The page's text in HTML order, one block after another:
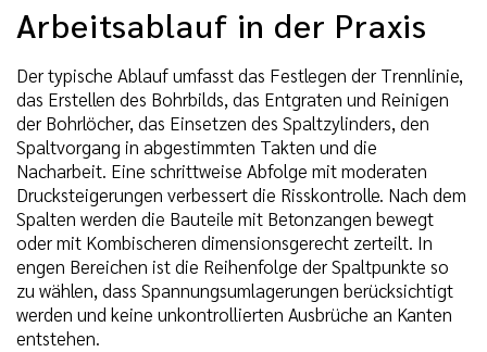
Arbeitsablauf in der Praxis
Der typische Ablauf umfasst das Festlegen der Trennlinie,
das Erstellen des Bohrbilds, das Entgraten und Reinigen
der Bohrlöcher, das Einsetzen des Spaltzylinders, den
Spaltvorgang in abgestimmten Takten und die
Nacharbeit. Eine schrittweise Abfolge mit moderaten
Drucksteigerungen verbessert die Risskontrolle. Nach dem
Spalten werden die Bauteile mit Betonzangen bewegt
oder mit Kombischeren dimensionsgerecht zerteilt. In
engen Bereichen ist die Reihenfolge der Spaltpunkte so
zu wählen, dass Spannungsumlagerungen berücksichtigt
werden und keine unkontrollierten Ausbrüche an Kanten
entstehen.